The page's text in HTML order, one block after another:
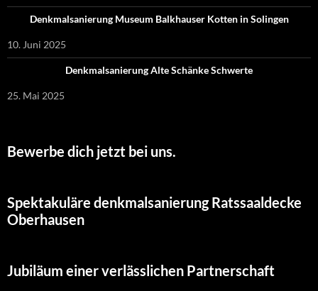
Denkmalsanierung Museum Balkhauser Kotten in Solingen
10. Juni 2025
Denkmalsanierung Alte Schänke Schwerte
25. Mai 2025
Bewerbe dich jetzt bei uns.
Spektakuläre denkmalsanierung Ratssaaldecke
Oberhausen
Jubiläum einer verlässlichen Partnerschaft